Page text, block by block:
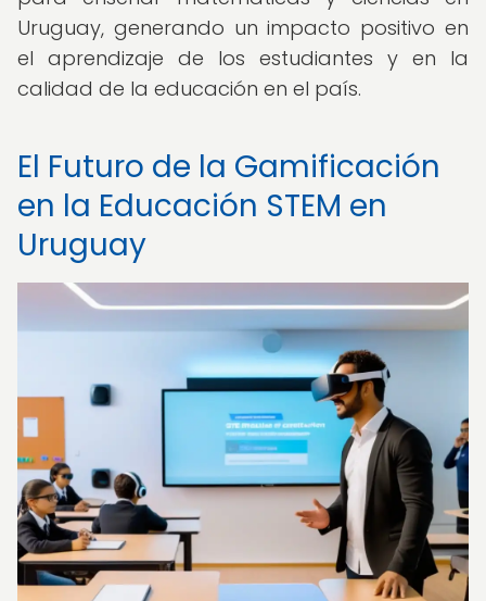
Uruguay, generando un impacto positivo en
el aprendizaje de los estudiantes y en la
calidad de la educación en el país.
El Futuro de la Gamificación
en la Educación STEM en
Uruguay